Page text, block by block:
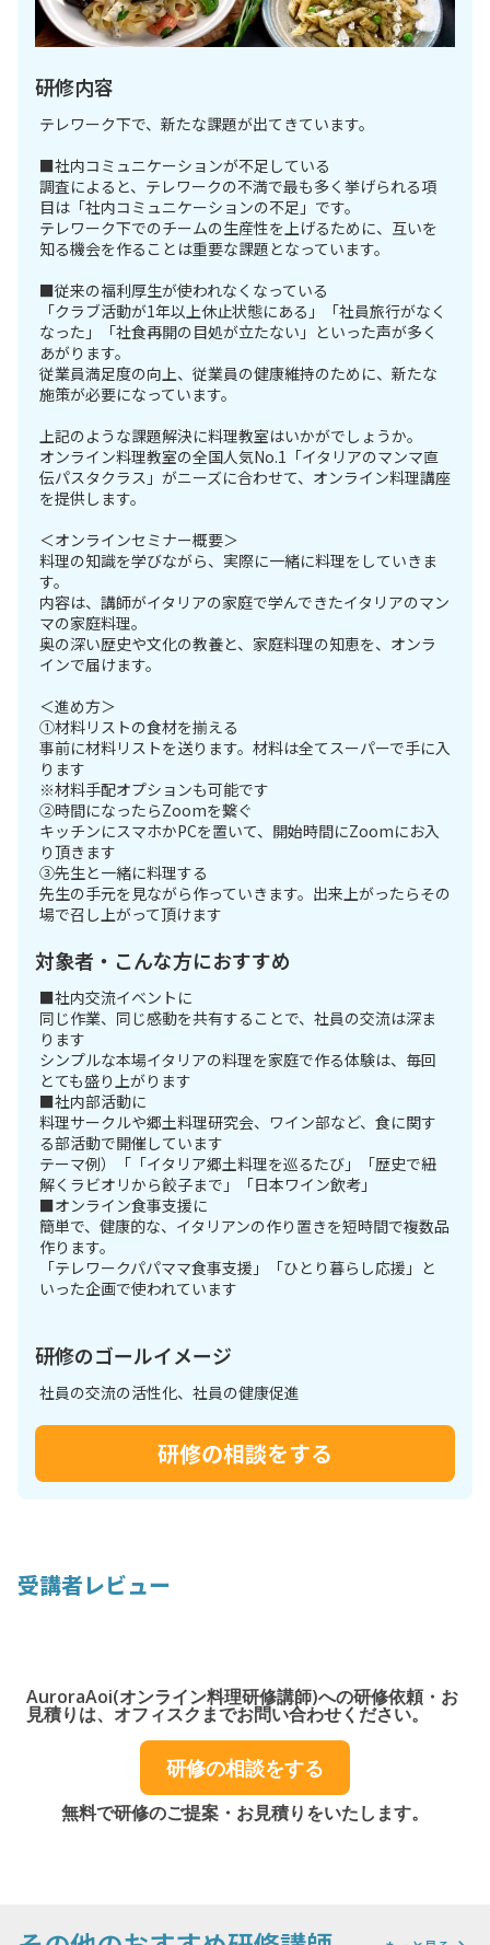
研修内容
テレワーク下で、新たな課題が出てきています。
■社内コミュニケーションが不足している
調査によると、テレワークの不満で最も多く挙げられる項
目は「社内コミュニケーションの不足」です。
テレワーク下でのチームの生産性を上げるために、互いを
知る機会を作ることは重要な課題となっています。
■従来の福利厚生が使われなくなっている
「クラブ活動が1年以上休止状態にある」「社員旅行がなく
なった」「社食再開の目処が立たない」といった声が多く
あがります。
従業員満足度の向上、従業員の健康維持のために、新たな
施策が必要になっています。
上記のような課題解決に料理教室はいかがでしょうか。
オンライン料理教室の全国人気No.1「イタリアのマンマ直
伝パスタクラス」がニーズに合わせて、オンライン料理講座
を提供します。
＜オンラインセミナー概要＞
料理の知識を学びながら、実際に一緒に料理をしていきま
す。
内容は、講師がイタリアの家庭で学んできたイタリアのマン
マの家庭料理。
奥の深い歴史や文化の教養と、家庭料理の知恵を、オンラ
インで届けます。
＜進め方＞
①材料リストの食材を揃える
事前に材料リストを送ります。材料は全てスーパーで手に入
ります
※材料手配オプションも可能です
②時間になったらZoomを繋ぐ
キッチンにスマホかPCを置いて、開始時間にZoomにお入
り頂きます
③先生と一緒に料理する
先生の手元を見ながら作っていきます。出来上がったらその
場で召し上がって頂けます
対象者・こんな方におすすめ
■社内交流イベントに
同じ作業、同じ感動を共有することで、社員の交流は深ま
ります
シンプルな本場イタリアの料理を家庭で作る体験は、毎回
とても盛り上がります
■社内部活動に
料理サークルや郷土料理研究会、ワイン部など、食に関す
る部活動で開催しています
テーマ例）「「イタリア郷土料理を巡るたび」「歴史で紐
解くラビオリから餃子まで」「日本ワイン飲考」
■オンライン食事支援に
簡単で、健康的な、イタリアンの作り置きを短時間で複数品
作ります。
「テレワークパパママ食事支援」「ひとり暮らし応援」と
いった企画で使われています
研修のゴールイメージ
社員の交流の活性化、社員の健康促進
研修の相談をする
受講者レビュー
AuroraAoi(オンライン料理研修講師)への研修依頼・お
見積りは、オフィスクまでお問い合わせください。
研修の相談をする
無料で研修のご提案・お見積りをいたします。